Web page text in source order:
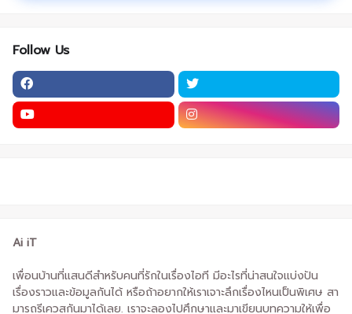
Follow Us
Ai iT
เพื่อนบ้านที่แสนดีสำหรับคนที่รักในเรื่องไอที มีอะไรที่น่าสนใจแบ่งปัน
เรื่องราวและข้อมูลกันได้ หรือถ้าอยากให้เราเจาะลึกเรื่องไหนเป็นพิเศษ สา
มารถรีเควสกันมาได้เลย. เราจะลองไปศึกษาและมาเขียนบทความให้เพื่อ